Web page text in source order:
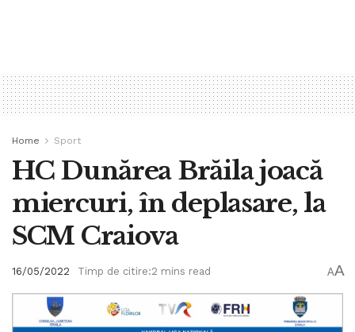
Home Sport
HC Dunărea Brăila joacă
miercuri, în deplasare, la
SCM Craiova
16/05/2022 Timp de citire:2 mins read AA